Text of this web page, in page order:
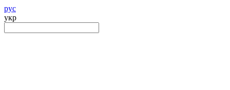
рус
укр